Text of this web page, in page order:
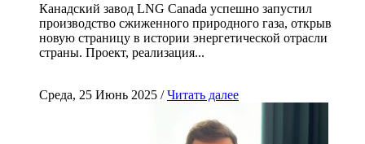
Канадский завод LNG Canada успешно запустил
производство сжиженного природного газа, открыв
новую страницу в истории энергетической отрасли
страны. Проект, реализация...
Среда, 25 Июнь 2025 /Читать далее